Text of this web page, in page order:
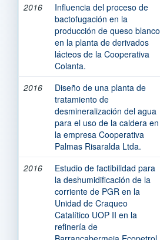
2016
Influencia del proceso de
bactofugación en la
producción de queso blanco
en la planta de derivados
lácteos de la Cooperativa
Colanta.
2016
Diseño de una planta de
tratamiento de
desmineralización del agua
para el uso de la caldera en
la empresa Cooperativa
Palmas Risaralda Ltda.
2016
Estudio de factibilidad para
la deshumidificación de la
corriente de PGR en la
Unidad de Craqueo
Catalítico UOP II en la
refinería de